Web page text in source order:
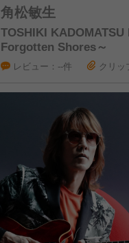
角松敏生
TOSHIKI
Forgotten Shores～
レビュー：--件 クリッ